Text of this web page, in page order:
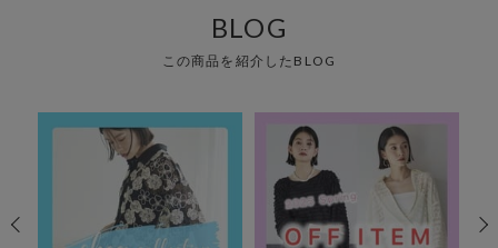
BLOG
この商品を紹介したBLOG